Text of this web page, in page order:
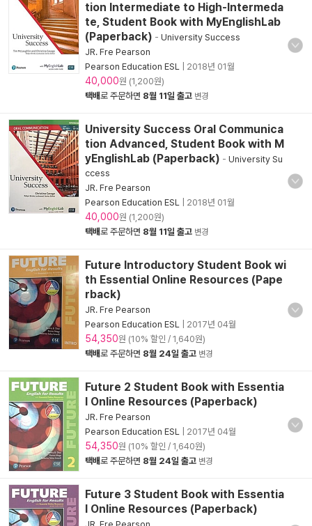
tion Intermediate to High-Intermeda
te, Student Book with MyEnglishLab
(Paperback) - University Success
JR. Fre Pearson
Pearson Education ESL
2018년 01월
40,000원 (1,200원)
택배로 주문하면 8월 11일 출고 변경
University Success Oral Communica
tion Advanced, Student Book with M
yEnglishLab (Paperback) - University Su
ccess
JR. Fre Pearson
Pearson Education ESL
2018년 01월
40,000원 (1,200원)
택배로 주문하면 8월 11일 출고 변경
Future Introductory Student Book wi
th Essential Online Resources (Pape
rback)
JR. Fre Pearson
Pearson Education ESL
2017년 04월
54,350원 (10% 할인 / 1,640원)
택배로 주문하면 8월 24일 출고 변경
Future 2 Student Book with Essentia
l Online Resources (Paperback)
JR. Fre Pearson
Pearson Education ESL
2017년 04월
54,350원 (10% 할인 / 1,640원)
택배로 주문하면 8월 24일 출고 변경
Future 3 Student Book with Essentia
l Online Resources (Paperback)